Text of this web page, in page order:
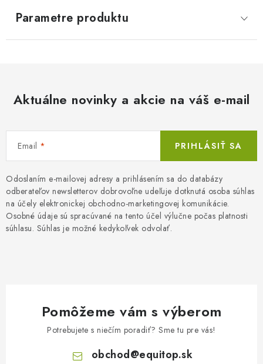
Parametre produktu
Aktuálne novinky a akcie na váš e-mail
Email
Odoslaním e-mailovej adresy a prihlásením sa do databázy
odberateľov newsletterov dobrovoľne udeľuje dotknutá osoba súhlas
na účely elektronickej obchodno-marketingovej komunikácie.
Osobné údaje sú spracúvané na tento účel výlučne počas platnosti
súhlasu. Súhlas je možné kedykoľvek odvolať.
PRIHLÁSIŤ SA
Pomôžeme vám s výberom
Potrebujete s niečím poradiť? Sme tu pre vás!
obchod@equitop.sk